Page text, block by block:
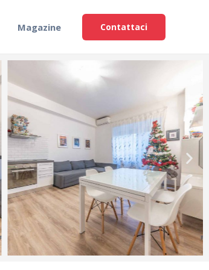
Magazine Contattaci